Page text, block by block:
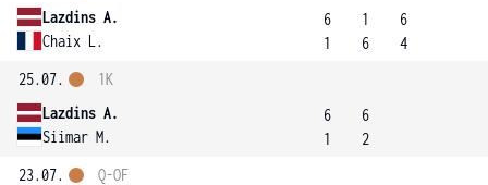
Lazdins A.
Chaix L.
6
1
1
6
6
4
25.07.
Lazdins A.
Siimar M.
1K
6
1
6
2
23.07.
Q-OF